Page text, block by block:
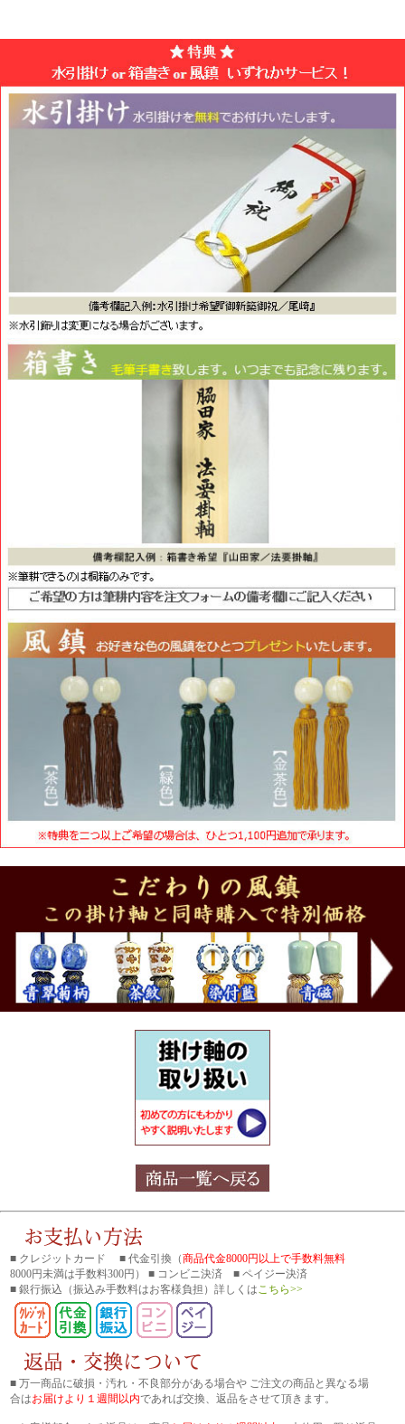
■ クレジットカード ■ 代金引換（商品代金8000円以上で手数料無料
8000円未満は手数料300円） ■ コンビニ決済 ■ ペイジー決済
■ 銀行振込 （振込み手数料はお客様負担）詳しくは こちら>>
■ 万一商品に破損・汚れ・不良部分がある場合や ご注文の商品と異なる場
合はお届けより１週間以内であれば交換、返品をさせて頂きます。